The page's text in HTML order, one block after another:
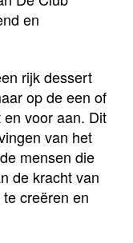
en
rijk dessert
op de een of
voor aan. Dit
van het
mensen die
de kracht van
creëren en